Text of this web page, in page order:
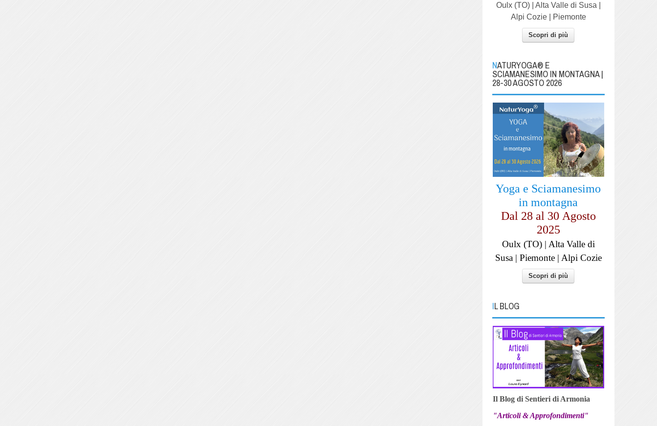
Oulx (TO) | Alta Valle di Susa |
Alpi Cozie | Piemonte
Scopri di più
NATURYOGA® E
SCIAMANESIMO IN MONTAGNA |
28-30 AGOSTO 2026
Yoga e Sciamanesimo
in montagna
Dal 28 al 30 Agosto
2025
Oulx (TO) | Alta Valle di
Susa | Piemonte | Alpi Cozie
Scopri di più
IL BLOG
Il Blog di Sentieri di Armonia
"Articoli & Approfondimenti"